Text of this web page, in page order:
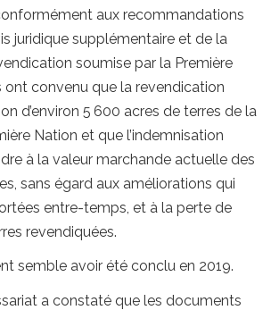
aux recommandations
juridique supplémentaire et de la
soumise par la Première
ont convenu que la revendication
d’environ 5 600 acres de terres de la
Nation et que l’indemnisation
à la valeur marchande actuelle des
sans égard aux améliorations qui
entre-temps, et à la perte de
revendiquées.
semble avoir été conclu en 2019.
a constaté que les documents